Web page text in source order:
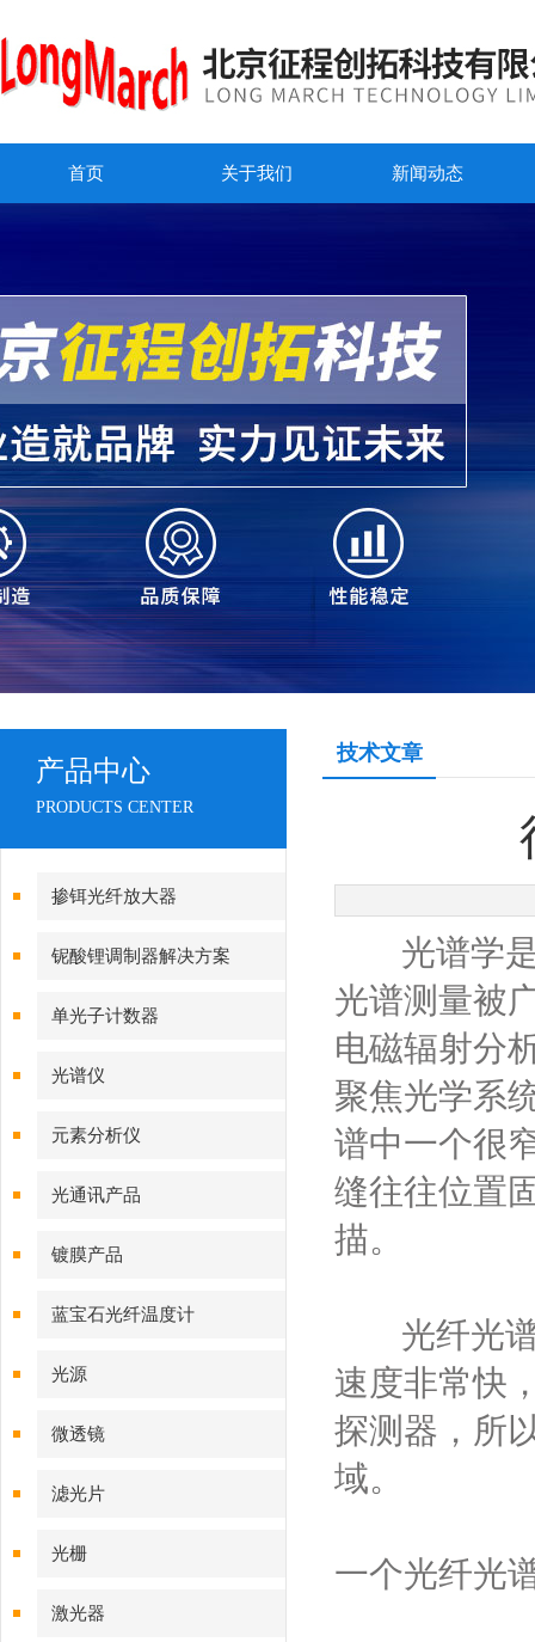
首页 关于我们 新闻动态
产品中心
PRODUCTS CENTER
掺铒光纤放大器
铌酸锂调制器解决方案
单光子计数器
光谱仪
元素分析仪
光通讯产品
镀膜产品
蓝宝石光纤温度计
光源
微透镜
滤光片
光栅
激光器
技术文章
光谱学是
光谱测量被
电磁辐射分
聚焦光学系
谱中一个很
缝往往位置
描。
光纤光谱
速度非常快
探测器，所
域。
一个光纤光